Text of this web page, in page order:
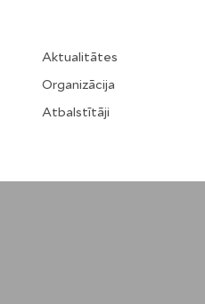
Aktualitātes
Organizācija
Atbalstītāji